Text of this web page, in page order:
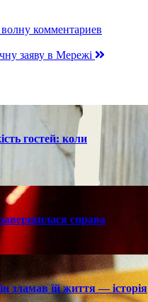
комментариев
заяву в Мережі
гостей: коли
справа
зламав їй життя — історія